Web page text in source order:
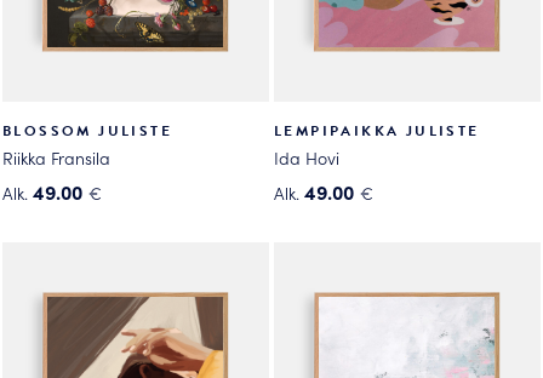
BLOSSOM JULISTE
Riikka Fransila
Alk. 49.00 €
useampi
muunnelma.
LEMPIPAIKKA JULISTE
Ida Hovi
Alk. 49.00 €
useampi